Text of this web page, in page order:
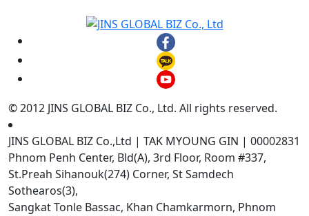
© 2012 JINS GLOBAL BIZ Co., Ltd. All rights reserved.
JINS GLOBAL BIZ Co.,Ltd | TAK MYOUNG GIN | 00002831
Phnom Penh Center, Bld(A), 3rd Floor, Room #337,
St.Preah Sihanouk(274) Corner, St Samdech
Sothearos(3),
Sangkat Tonle Bassac, Khan Chamkarmorn, Phnom